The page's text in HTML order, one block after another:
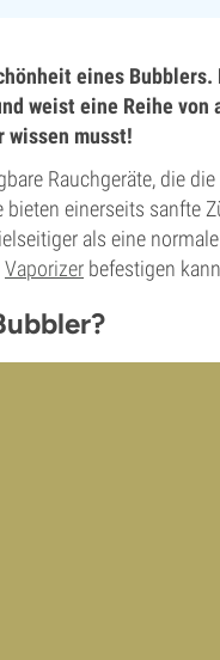
eines
weist eine Reihe
wissen musst!
Rauchgeräte, die
bieten einerseits sanfte
als eine
Vaporizer befestigen